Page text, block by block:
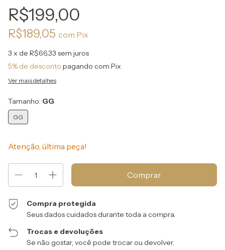
R$199,00
R$189,05 com Pix
3 x de R$66,33 sem juros
5% de desconto pagando com Pix
Ver mais detalhes
Tamanho: GG
GG
Atenção, última peça!
Compra protegida
Seus dados cuidados durante toda a compra.
Trocas e devoluções
Se não gostar, você pode trocar ou devolver.